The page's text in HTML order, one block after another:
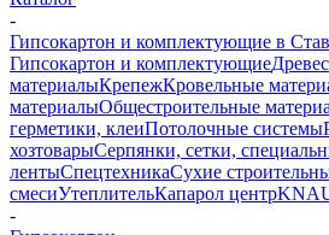
-
Гипсокартон и комплектующие в
Гипсокартон и комплектующие
материалыКрепежКровельные
материалыОбщестроительные
герметики, клеиПотолочные системы
хозтоварыСерпянки, сетки,
лентыСпецтехникаСухие
смесиУтеплительКапарол центр
-